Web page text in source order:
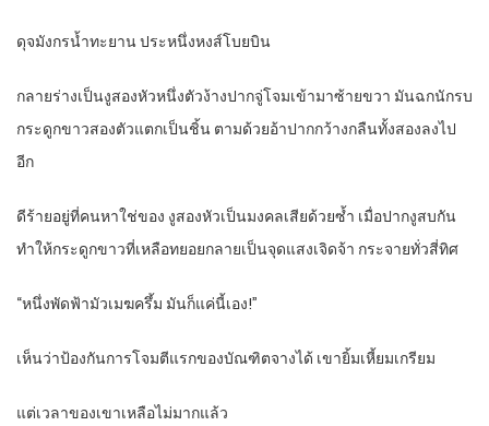
ดุจมังกรน้ำทะยาน ประหนึ่งหงส์โบยบิน
กลายร่างเป็นงูสองหัวหนึ่งตัวง้างปากจู่โจมเข้ามาซ้ายขวา มันฉกนักรบ
กระดูกขาวสองตัวแตกเป็นชิ้น ตามด้วยอ้าปากกว้างกลืนทั้งสองลงไป
อีก
ดีร้ายอยู่ที่คนหาใช่ของ งูสองหัวเป็นมงคลเสียด้วยซ้ำ เมื่อปากงูสบกัน
ทำให้กระดูกขาวที่เหลือทยอยกลายเป็นจุดแสงเจิดจ้า กระจายทั่วสี่ทิศ
“หนึ่งพัดฟ้ามัวเมฆครึ้ม มันก็แค่นี้เอง!”
เห็นว่าป้องกันการโจมตีแรกของบัณฑิตจางได้ เขายิ้มเหี้ยมเกรียม
แต่เวลาของเขาเหลือไม่มากแล้ว